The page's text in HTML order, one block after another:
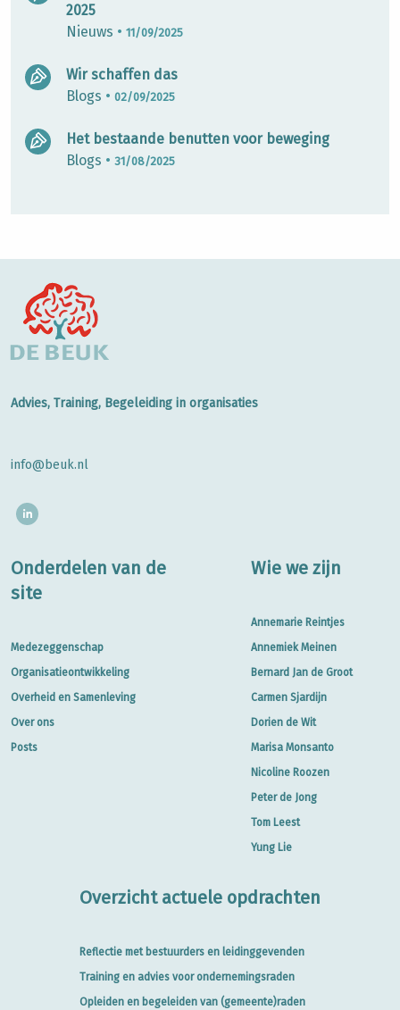
2025
Nieuws • 11/09/2025
Wir schaffen das
Blogs • 02/09/2025
Het bestaande benutten voor beweging
Blogs • 31/08/2025
Advies, Training, Begeleiding in organisaties
info@beuk.nl
Onderdelen van de
site
Medezeggenschap
Organisatieontwikkeling
Overheid en Samenleving
Over ons
Posts
Wie we zijn
Annemarie Reintjes
Annemiek Meinen
Bernard Jan de Groot
Carmen Sjardijn
Dorien de Wit
Marisa Monsanto
Nicoline Roozen
Peter de Jong
Tom Leest
Yung Lie
Overzicht actuele opdrachten
Reflectie met bestuurders en leidinggevenden
Training en advies voor ondernemingsraden
Opleiden en begeleiden van (gemeente)raden